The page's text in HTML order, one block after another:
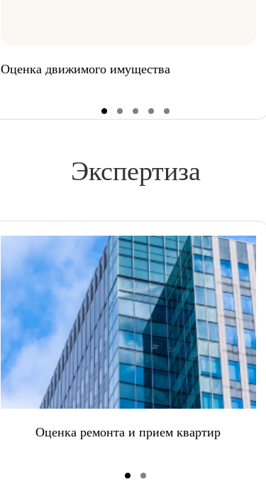
Оценка движимого имущества
Экспертиза
Оценка ремонта и прием квартир